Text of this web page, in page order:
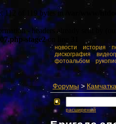
112 of 119 bytes in /var/www/
- headers already sent by
stage2on line
::новости история ::
:: дискография::
::фотоальбом::
Форумы > Камчатка
расширеный